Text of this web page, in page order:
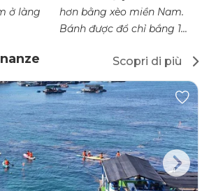
ở làng
hơn bằng xèo miền Nam.
Bánh được đổ chỉ bắng 1...
Scopri di più